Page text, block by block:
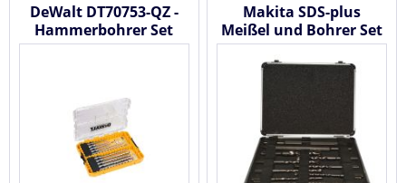
DeWalt DT70753-QZ -
Hammerbohrer Set
SDS-Plus 10 tlg.
Makita SDS-plus
Meißel und Bohrer Set
13 tlg. im Alukoffer D-
42400